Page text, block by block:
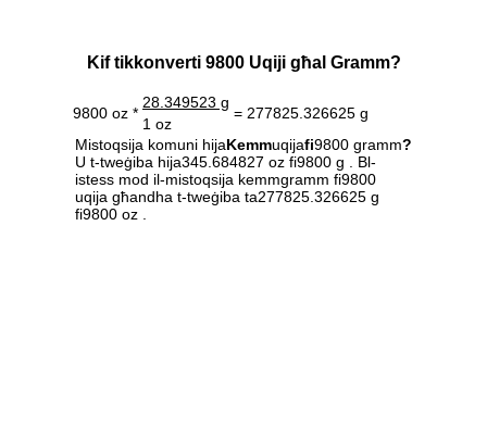
Kif tikkonverti 9800 Uqiji għal Gramm?
9800 oz *
28.349523 g
= 277825.326625 g
1 oz
Mistoqsija komuni hijaKemmuqijafi9800 gramm?
U t-tweġiba hija345.684827 oz fi9800 g . Bl-
istess mod il-mistoqsija kemmgramm fi9800
uqija għandha t-tweġiba ta277825.326625 g
fi9800 oz .